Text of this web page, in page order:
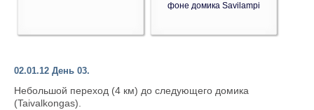
фоне домика Savilampi
02.01.12 День 03.
Небольшой переход (4 км) до следующего домика
(Taivalkongas).